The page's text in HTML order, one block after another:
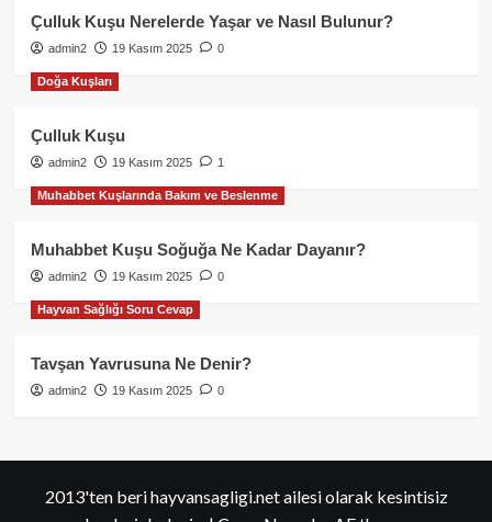
Çulluk Kuşu Nerelerde Yaşar ve Nasıl Bulunur?
admin2 19 Kasım 2025 0
Doğa Kuşları
Çulluk Kuşu
admin2 19 Kasım 2025 1
Muhabbet Kuşlarında Bakım ve Beslenme
Muhabbet Kuşu Soğuğa Ne Kadar Dayanır?
admin2 19 Kasım 2025 0
Hayvan Sağlığı Soru Cevap
Tavşan Yavrusuna Ne Denir?
admin2 19 Kasım 2025 0
2013'ten beri hayvansagligi.net ailesi olarak kesintisiz